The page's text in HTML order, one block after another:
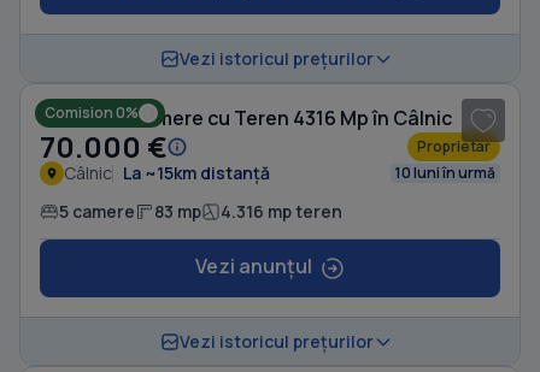
Vezi istoricul prețurilor
Comision 0%
Casă cu 5 camere cu Teren 4316 Mp în Câlnic
70.000 € Proprietar
Câlnic La ~15km distanță 10 luni în urmă
5 camere 83 mp 4.316 mp teren
Vezi anunțul
Vezi istoricul prețurilor